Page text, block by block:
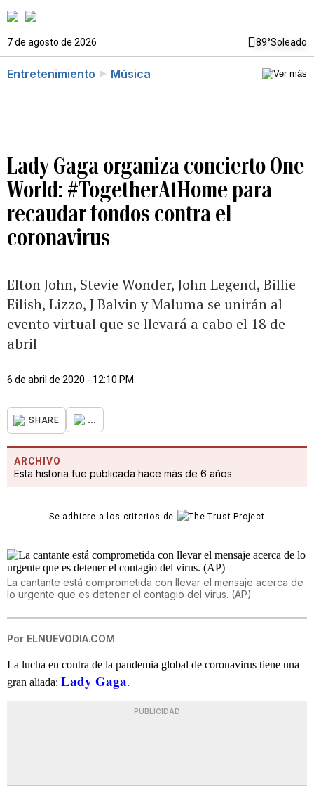
7 de agosto de 2026 89°Soleado
Entretenimiento Música
Lady Gaga organiza concierto One
World: #TogetherAtHome para
recaudar fondos contra el
coronavirus
Elton John, Stevie Wonder, John Legend, Billie
Eilish, Lizzo, J Balvin y Maluma se unirán al
evento virtual que se llevará a cabo el 18 de
abril
6 de abril de 2020 - 12:10 PM
SHARE ...
ARCHIVO
Esta historia fue publicada hace más de 6 años.
Se adhiere a los criterios de
La cantante está comprometida con llevar el mensaje acerca de
lo urgente que es detener el contagio del virus. (AP)
Por ELNUEVODIA.COM
La lucha en contra de la pandemia global de coronavirus tiene una
gran aliada: Lady Gaga.
PUBLICIDAD